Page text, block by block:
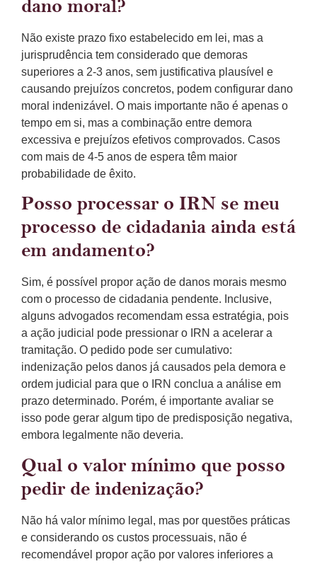
dano moral?
Não existe prazo fixo estabelecido em lei, mas a
jurisprudência tem considerado que demoras
superiores a 2-3 anos, sem justificativa plausível e
causando prejuízos concretos, podem configurar dano
moral indenizável. O mais importante não é apenas o
tempo em si, mas a combinação entre demora
excessiva e prejuízos efetivos comprovados. Casos
com mais de 4-5 anos de espera têm maior
probabilidade de êxito.
Posso processar o IRN se meu
processo de cidadania ainda está
em andamento?
Sim, é possível propor ação de danos morais mesmo
com o processo de cidadania pendente. Inclusive,
alguns advogados recomendam essa estratégia, pois
a ação judicial pode pressionar o IRN a acelerar a
tramitação. O pedido pode ser cumulativo:
indenização pelos danos já causados pela demora e
ordem judicial para que o IRN conclua a análise em
prazo determinado. Porém, é importante avaliar se
isso pode gerar algum tipo de predisposição negativa,
embora legalmente não deveria.
Qual o valor mínimo que posso
pedir de indenização?
Não há valor mínimo legal, mas por questões práticas
e considerando os custos processuais, não é
recomendável propor ação por valores inferiores a